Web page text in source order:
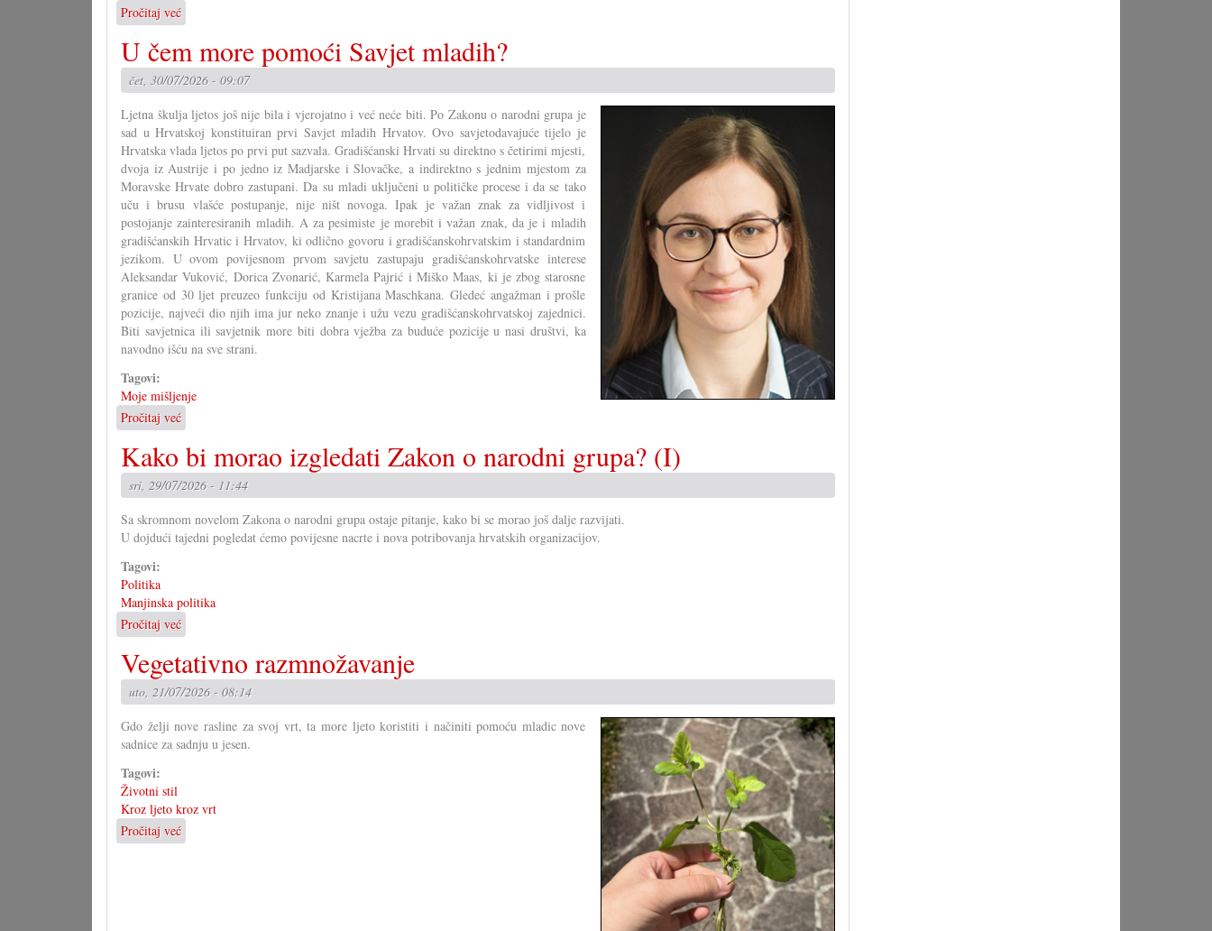
Pročitaj već
3.
tamburaški
kemp
s
u
Pagu
U čem more pomoći Savjet mladih?
čet, 30/07/2026 - 09:07
Ljetna škulja ljetos još nije bila i vjerojatno i već neće biti. Po Zakonu o narodni grupa je
sad u Hrvatskoj konstituiran prvi Savjet mladih Hrvatov. Ovo savjetodavajuće tijelo je
Hrvatska vlada ljetos po prvi put sazvala. Gradišćanski Hrvati su direktno s četirimi mjesti,
dvoja iz Austrije i po jedno iz Madjarske i Slovačke, a indirektno s jednim mjestom za
Moravske Hrvate dobro zastupani. Da su mladi uključeni u političke procese i da se tako
uču i brusu vlašće postupanje, nije ništ novoga. Ipak je važan znak za vidljivost i
postojanje zainteresiranih mladih. A za pesimiste je morebit i važan znak, da je i mladih
gradišćanskih Hrvatic i Hrvatov, ki odlično govoru i gradišćanskohrvatskim i standardnim
jezikom. U ovom povijesnom prvom savjetu zastupaju gradišćanskohrvatske interese
Aleksandar Vuković, Dorica Zvonarić, Karmela Pajrić i Miško Maas, ki je zbog starosne
granice od 30 ljet preuzeo funkciju od Kristijana Maschkana. Gledeć angažman i prošle
pozicije, najveći dio njih ima jur neko znanje i užu vezu gradišćanskohrvatskoj zajednici.
Biti savjetnica ili savjetnik more biti dobra vježba za buduće pozicije u nasi društvi, ka
navodno išću na sve strani.
Tagovi:
Moje mišljenje
Pročitaj već
U
čem
more
pomoći
mladih?
Kako bi morao izgledati Zakon o narodni grupa? (I)
sri, 29/07/2026 - 11:44
Sa skromnom novelom Zakona o narodni grupa ostaje pitanje, kako bi se morao još dalje razvijati.
U dojdući tajedni pogledat ćemo povijesne nacrte i nova potribovanja hrvatskih organizacijov.
Tagovi:
Politika
Manjinska politika
Pročitaj već
Kako
bi
morao
izgledati
o
narodni
Vegetativno razmnožavanje
uto, 21/07/2026 - 08:14
Gdo želji nove rasline za svoj vrt, ta more ljeto koristiti i načiniti pomoću mladic nove
sadnice za sadnju u jesen.
Tagovi:
Životni stil
Kroz ljeto kroz vrt
Pročitaj već
Vegetativno